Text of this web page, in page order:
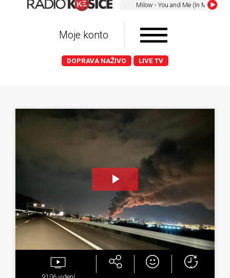
Milow - You and Me (In My Pocket)
Moje konto
DOPRAVA NAŽIVO LIVE TV
Play
Video